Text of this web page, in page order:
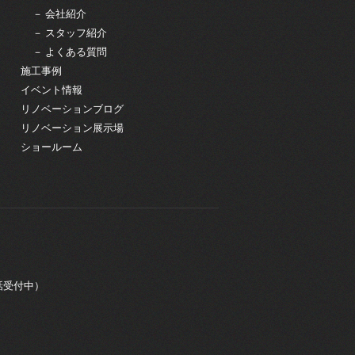
－ 会社紹介
－ スタッフ紹介
－ よくある質問
施工事例
イベント情報
リノベーションブログ
リノベーション展示場
ショールーム
付中）